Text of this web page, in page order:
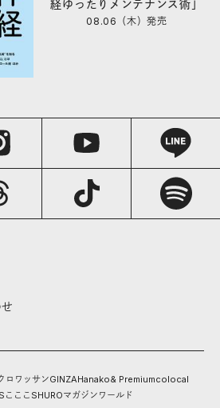
経ゆったりメンテナンス術」
08.06（木）発売
ロワッサンGINZAHanako& Premiumcolocal
こここ SHUROマガジンワールド